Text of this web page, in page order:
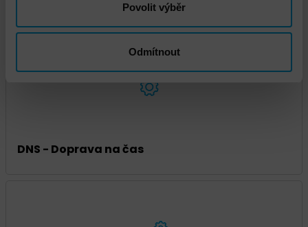
Povolit výběr
Odmítnout
DNS - Doprava na čas